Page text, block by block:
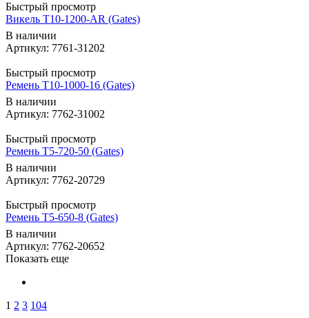
Быстрый просмотр
Викель T10-1200-AR (Gates)
В наличии
Артикул: 7761-31202
Быстрый просмотр
Ремень T10-1000-16 (Gates)
В наличии
Артикул: 7762-31002
Быстрый просмотр
Ремень T5-720-50 (Gates)
В наличии
Артикул: 7762-20729
Быстрый просмотр
Ремень T5-650-8 (Gates)
В наличии
Артикул: 7762-20652
Показать еще
1 2 3 104